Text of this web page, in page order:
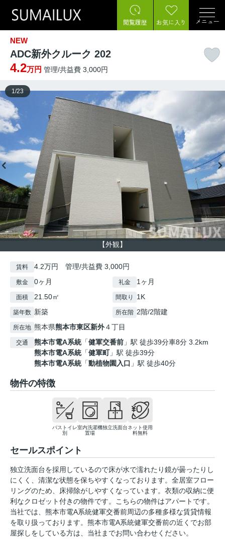
閲覧履歴 お気に入り メニュー
NEW
ADC新外クルーク 202
4.2万円 管理/共益費 3,000円
【外観】
1 /23
賃料 4.2万円 管理/共益費 3,000円
敷金 0ヶ月 礼金 1ヶ月
面積 21.50㎡ 間取り 1K
築年数 新築 所在階 2階/2階建
所在地 熊本県熊本市東区新外４丁目
交通 熊本市電A系統「健軍交番前 」駅 徒歩39分車8分 3.2km
熊本市電A系統「健軍町」駅 徒歩39分
熊本市電A系統「動植物園入口 」駅 徒歩40分
物件の特徴
バストイレ
別
室内洗濯機
置場
独立洗面台ネット使用
料無料
セールスポイント
独立洗面台を採用しているので床が水で濡れたり鏡が曇ったりし
にくく、清潔な状態を保ちやすくなっております。全居室フロー
リングのため、床掃除がしやすくなっています。衣類の収納に便
利なクロゼット付きの物件です。こちらの物件はアパートです。
当社では、熊本市電A系統健軍交番前周辺の多種多様な賃貸情報
を取り扱っております。熊本市電A系統健軍交番前の近くでお部
屋探しをしている方は、当社までお問い合わせください。